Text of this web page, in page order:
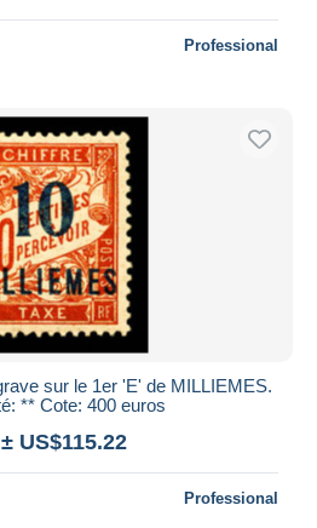
Professional
sur le 1er 'E' de MILLIEMES.
** Cote: 400 euros
± US$115.22
Professional